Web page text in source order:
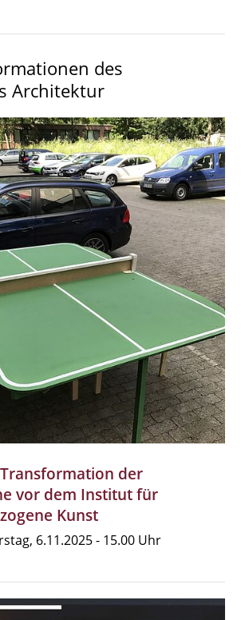
des
Architektur
der
vor dem Institut für
Kunst
6.11.2025 - 15.00 Uhr